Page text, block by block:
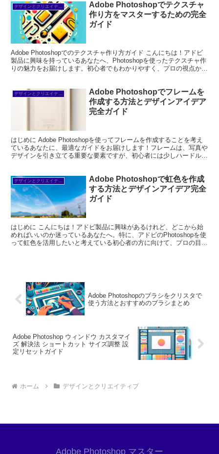
Adobe Photoshopでテクスチャ
作り方をマスターするための完全
ガイド
Adobe Photoshopでのテクスチャ作り方ガイド こんにちは！アドビ
製品に興味を持っているあなたへ、Photoshopを使ったテクスチャ作
りの魅力をお届けします。初心者でもわかりやすく、プロの視点から
Adobe Photoshopでフレームを
作成する方法とデザインアイデア
完全ガイド
はじめに Adobe Photoshopを使ってフレームを作成することを考え
ているあなたに、最適なガイドをお届けします！フレームは、写真や
デザインを引き立てる重要な要素ですが、初心者には少しハードルが
Adobe Photoshopで虹色を作成
する方法とデザインアイデア完全
ガイド
はじめに こんにちは！アドビ製品に興味があるけれど、どこから始
めればいいのか迷っているあなたへ。特に、アドビのPhotoshopを使
って虹色を活用したいと考えている初心者の方に向けて、プロの目線
Adobe Photoshopのブラシをクリスタで
使う方法とおすすめのブラシまとめ
Adobe Photoshop ウィンドウ カスタマイ
ズ 解決法 ショートカット サイズ調整 設
定リセットガイド
ホーム デザインとクリエイティブ
Adobe Photoshop マスター